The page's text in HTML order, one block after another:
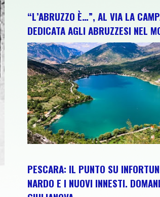
“L’ABRUZZO È…”, AL VIA LA
DEDICATA AGLI ABRUZZESI NEL
PESCARA: IL PUNTO SU
NARDO E I NUOVI INNESTI.